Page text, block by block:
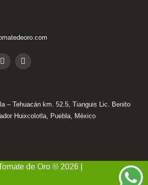
Y
o
u
e
L
i
n
i
n
-
– Tehuacán km. 52.5, Tianguis Lic. Benito
Huixcolotla, Puebla, México
de Oro ® 2026 |